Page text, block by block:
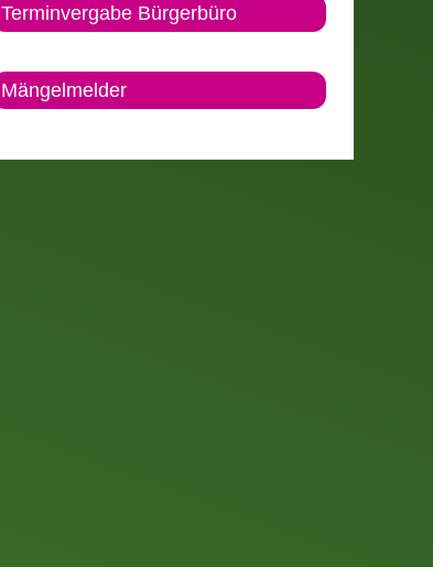
Terminvergabe Bürgerbüro
Mängelmelder